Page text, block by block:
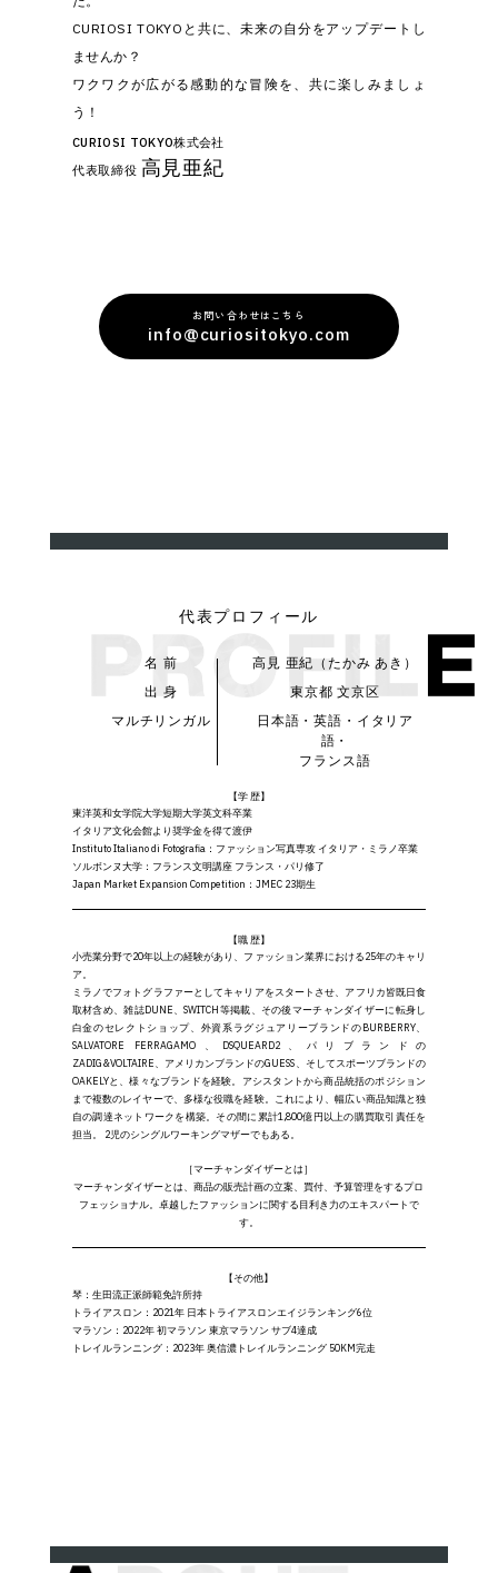
CURIOSI TOKYOと共に、未来の自分をアップデートし
ませんか？
ワクワクが広がる感動的な冒険を、共に楽しみましょ
う！
CURIOSI TOKYO株式会社
代表取締役 高見亜紀
お問い合わせはこちら
info@curiositokyo.com
代表プロフィール
名 前
高見 亜紀（たかみ あき）
出 身
東京都 文京区
マルチリンガル
日本語・英語・イタリア
語・
フランス語
【学 歴】
東洋英和女学院大学短期大学英文科卒業
イタリア文化会館より奨学金を得て渡伊
Instituto Italiano di Fotografia： ファッション写真専攻 イタリア・ミラノ卒業
ソルボンヌ大学： フランス文明講座 フランス・パリ修了
Japan Market Expansion Competition： JMEC 23期生
【職 歴】
小売業分野で20年以上の経験があり、ファッション業界における25年のキャリ
ア。
ミラノでフォトグラファーとしてキャリアをスタートさせ、アフリカ皆既日食
取材含め、雑誌DUNE、SWITCH等掲載、その後マーチャンダイザーに転身し
白金のセレクトショップ、外資系ラグジュアリーブランドのBURBERRY、
SALVATORE FERRAGAMO、DSQUEARD2、パリブランドの
ZADIG&VOLTAIRE、アメリカンブランドのGUESS、そしてスポーツブランドの
OAKELYと、様々なブランドを経験。アシスタントから商品統括のポジション
まで複数のレイヤーで、多様な役職を経験。これにより、幅広い商品知識と独
自の調達ネットワークを構築。その間に累計1,800億円以上の購買取引責任を
担当。 2児のシングルワーキングマザーでもある。
［マーチャンダイザーとは］
マーチャンダイザーとは、商品の販売計画の立案、買付、予算管理をするプロ
フェッショナル。卓越したファッションに関する目利き力のエキスパートで
す。
【その他】
琴： 生田流正派師範免許所持
トライアスロン： 2021年 日本トライアスロンエイジランキング6位
マラソン： 2022年 初マラソン 東京マラソン サブ4達成
トレイルランニング： 2023年 奥信濃トレイルランニング 50KM完走